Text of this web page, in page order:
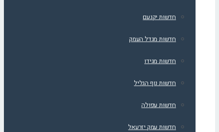
חדשות יקנעם
חדשות מגדל העמק
חדשות מגידו
חדשות נוף הגליל
חדשות עפולה
חדשות עמק יזרעאל